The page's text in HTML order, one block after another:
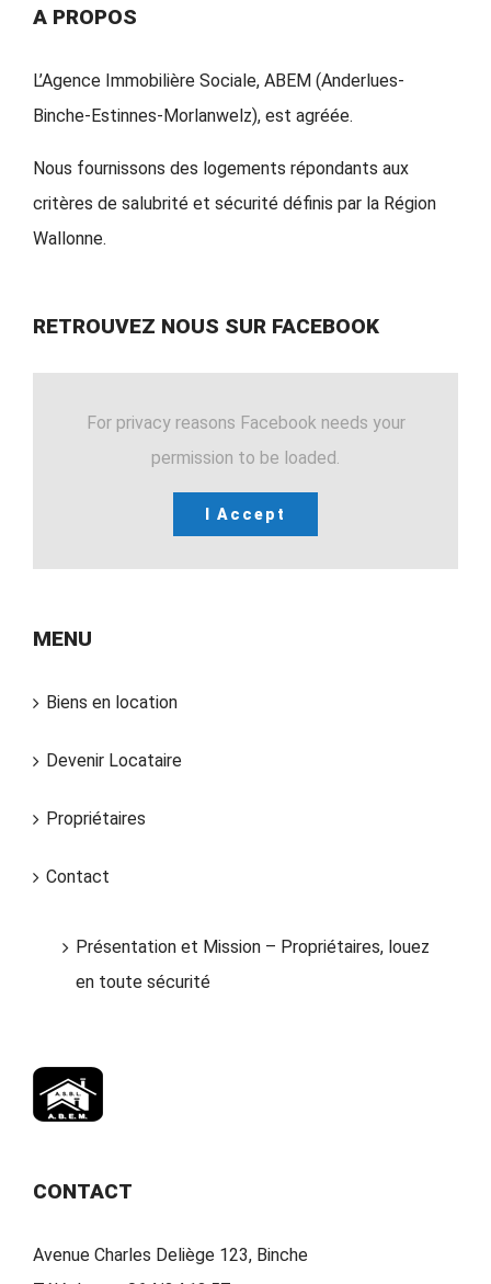
A PROPOS
L’Agence Immobilière Sociale, ABEM (Anderlues-
Binche-Estinnes-Morlanwelz), est agréée.
Nous fournissons des logements répondants aux
critères de salubrité et sécurité définis par la Région
Wallonne.
RETROUVEZ NOUS SUR FACEBOOK
For privacy reasons Facebook needs your
permission to be loaded.
I Accept
MENU
Biens en location
Devenir Locataire
Propriétaires
Contact
Présentation et Mission – Propriétaires, louez
en toute sécurité
CONTACT
Avenue Charles Deliège 123, Binche